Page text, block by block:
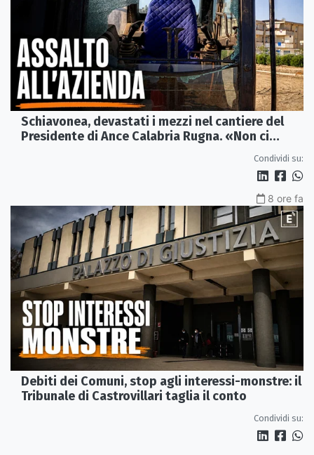
Schiavonea, devastati i mezzi nel cantiere del
Presidente di Ance Calabria Rugna. «Non ci
Condividi su:
8 ore fa
Debiti dei Comuni, stop agli interessi-monstre: il
Tribunale di Castrovillari taglia il conto
Condividi su: